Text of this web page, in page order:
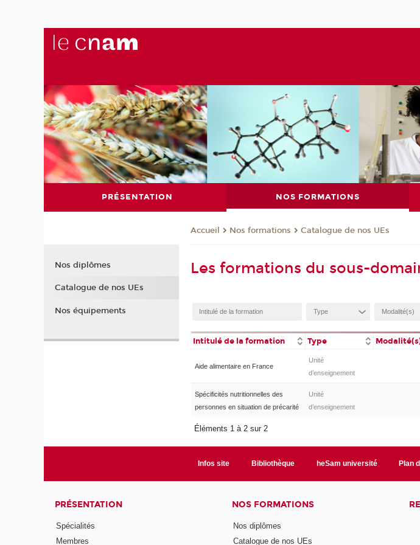
PRÉSENTATION NOS FORMATIONS
Accueil Nos formations Catalogue de nos UEs
Les formations du sous-
Intitulé de la formation Type
Aide alimentaire en France
Unité
d’enseignement
Spécificités nutritionnelles des
personnes en situation de précarité
Unité
d’enseignement
Éléments 1 à 2 sur 2
Nos diplômes
Catalogue de nos UEs
Nos équipements
Infos site Bibliothèque heSam université Plan
PRÉSENTATION
Spécialités
Membres
NOS FORMATIONS
Nos diplômes
Catalogue de nos UEs